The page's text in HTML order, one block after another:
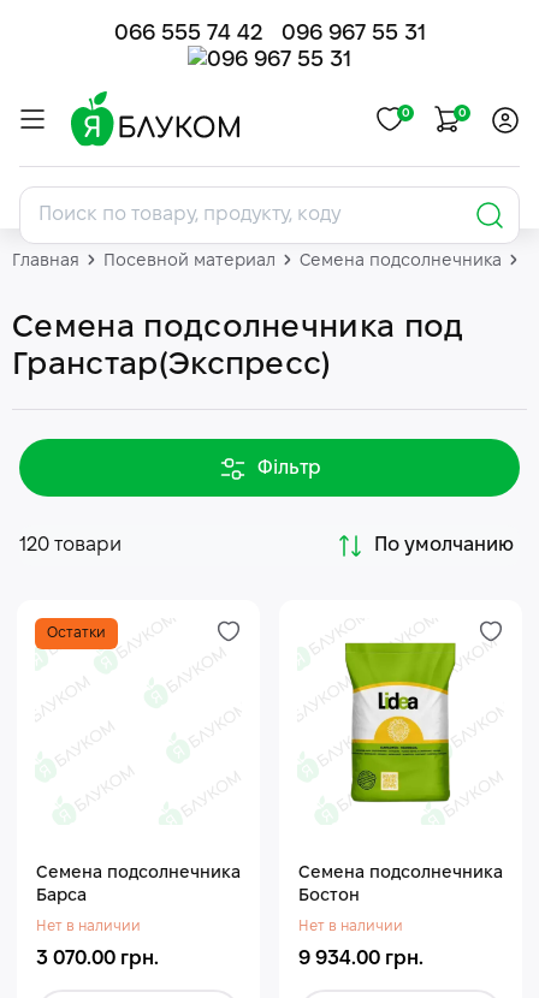
066 555 74 42 096 967 55 31
0 0
Главная Посевной материал Семена подсолнечника
Семена подсолнечника под
Гранстар(Экспресс)
Фільтр
120 товари По умолчанию
Остатки
Семена подсолнечника
Барса
Нет в наличии
3 070.00 грн.
Семена подсолнечника
Бостон
Нет в наличии
9 934.00 грн.